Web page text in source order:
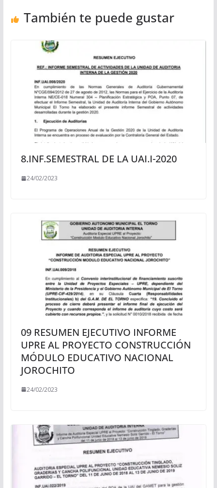
También te puede gustar
8.INF.SEMESTRAL DE LA UAI.I-2020
24/02/2023
09 RESUMEN EJECUTIVO INFORME
UPRE AL PROYECTO CONSTRUCCIÓN
MÓDULO EDUCATIVO NACIONAL
JOROCHITO
24/02/2023